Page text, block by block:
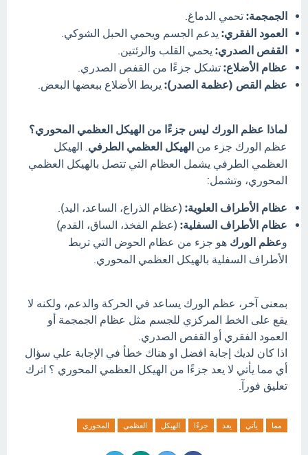
الجمجمة: تحمي الدماغ.
العمود الفقري: يدعم الجسم ويحمي الحبل الشوكي.
القفص الصدري: يحمي القلب والرئتين.
عظام الأضلاع: تشكل جزءًا من القفص الصدري.
عظم القص (عظمة الصدر): يربط الأضلاع ببعضها البعض.
لماذا عظم الورك ليس جزءًا من الهيكل العظمي المحوري؟
عظم الورك جزء من الهيكل العظمي الطرفي . الهيكل
العظمي الطرفي يشمل العظام التي تتصل بالهيكل العظمي
المحوري، وتشمل:
عظام الأطراف العلوية: (عظام الذراع، الساعد، اليد).
عظام الأطراف السفلية: (عظم الفخذ، الساق، القدم)
وعظم الورك هو جزء من عظام الحوض التي تربط
الأطراف السفلية بالهيكل العظمي المحوري.
بمعنى آخر، عظم الورك يساعد في الحركة والدعم، ولكنه لا
يقع على الخط المركزي للجسم مثل عظام الجمجمة أو
العمود الفقري أو القفص الصدري.
اذا كان لديك إجابة افضل او هناك خطأ في الإجابة علي سؤال
أي مما يأتي لا يعد جزءًا من الهيكل العظمي المحوري ؟ اترك
تعليق فورآ.
مما يأتي يعد جزءًا الهيكل العظمي المحوري